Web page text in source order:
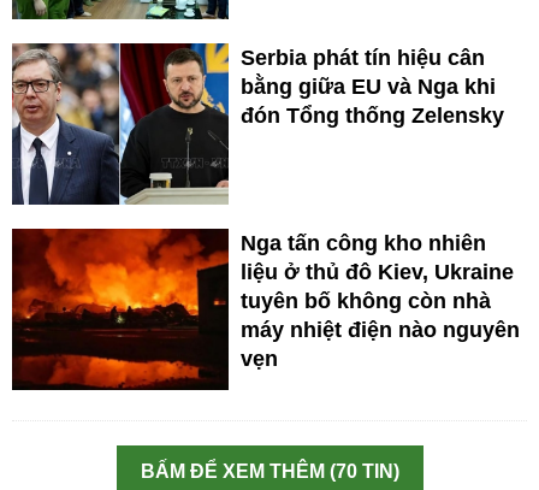
Serbia phát tín hiệu cân
bằng giữa EU và Nga khi
đón Tổng thống Zelensky
Nga tấn công kho nhiên
liệu ở thủ đô Kiev, Ukraine
tuyên bố không còn nhà
máy nhiệt điện nào nguyên
vẹn
BẤM ĐỂ XEM THÊM (70 TIN)